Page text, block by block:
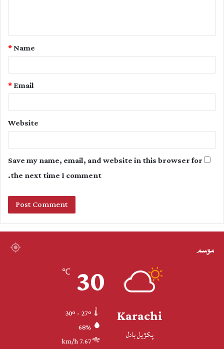
t
Name
*
Email
*
Website
Save my name, email, and website in this browser for
the next time I comment.
موسم
Karachi
پکڙيل بادل
30
℃
68%
7.67 km/h